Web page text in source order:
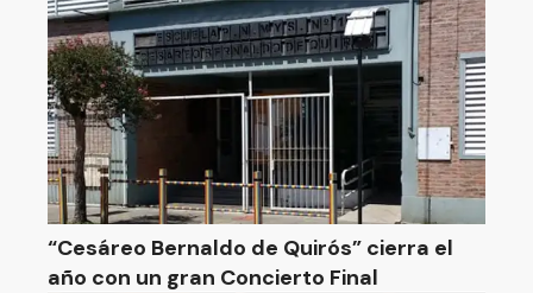
“Cesáreo Bernaldo de Quirós” cierra el
año con un gran Concierto Final